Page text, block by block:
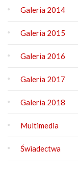
Galeria 2014
Galeria 2015
Galeria 2016
Galeria 2017
Galeria 2018
Multimedia
Świadectwa